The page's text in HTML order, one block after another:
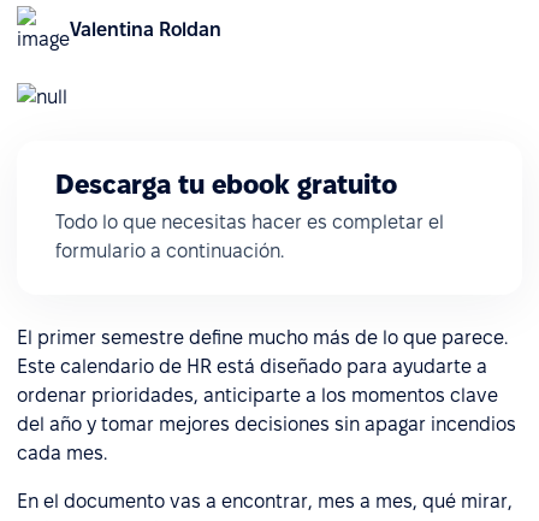
Valentina Roldan
Descarga tu ebook gratuito
Todo lo que necesitas hacer es completar el
formulario a continuación.
El primer semestre define mucho más de lo que parece.
Este calendario de HR está diseñado para ayudarte a
ordenar prioridades, anticiparte a los momentos clave
del año y tomar mejores decisiones sin apagar incendios
cada mes.
En el documento vas a encontrar, mes a mes, qué mirar,